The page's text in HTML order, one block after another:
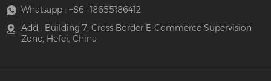
Whatsapp : +86 -18655186412
Add : Building 7, Cross Border E-Commerce Supervision
Zone, Hefei, China